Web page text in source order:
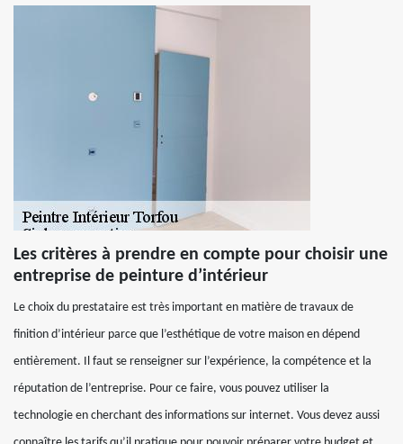
Les critères à prendre en compte pour choisir une
entreprise de peinture d’intérieur
Le choix du prestataire est très important en matière de travaux de
finition d’intérieur parce que l’esthétique de votre maison en dépend
entièrement. Il faut se renseigner sur l’expérience, la compétence et la
réputation de l’entreprise. Pour ce faire, vous pouvez utiliser la
technologie en cherchant des informations sur internet. Vous devez aussi